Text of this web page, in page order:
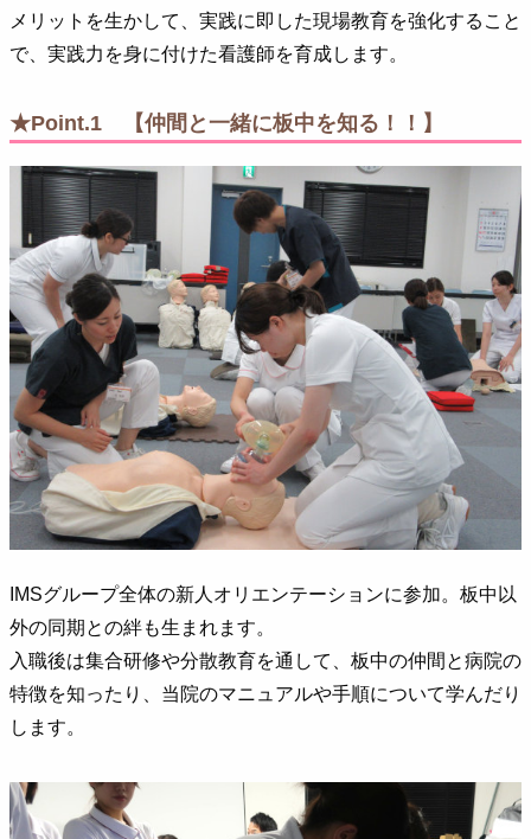
メリットを生かして、実践に即した現場教育を強化すること
で、実践力を身に付けた看護師を育成します。
★Point.1 【仲間と一緒に板中を知る！！】
IMSグループ全体の新人オリエンテーションに参加。板中以
外の同期との絆も生まれます。
入職後は集合研修や分散教育を通して、板中の仲間と病院の
特徴を知ったり、当院のマニュアルや手順について学んだり
します。